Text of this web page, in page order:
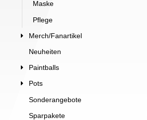
Maske
Pflege
Merch/Fanartikel
Neuheiten
Paintballs
Pots
Sonderangebote
Sparpakete